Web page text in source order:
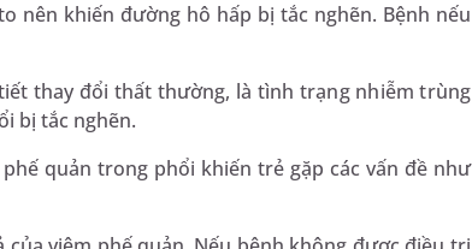
nên khiến đường hô hấp bị tắc nghẽn. Bệnh nếu
thay đổi thất thường, là tình trạng nhiễm trùng
bị tắc nghẽn.
quản trong phổi khiến trẻ gặp các vấn đề như